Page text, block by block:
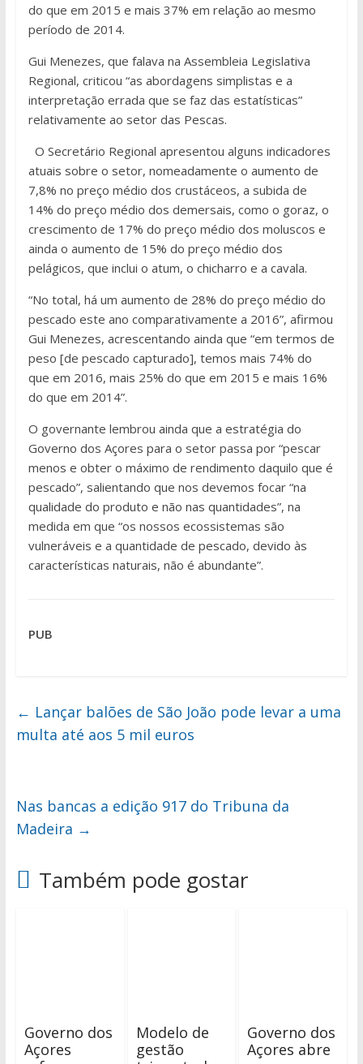
do que em 2015 e mais 37% em relação ao mesmo
período de 2014.
Gui Menezes, que falava na Assembleia Legislativa
Regional, criticou “as abordagens simplistas e a
interpretação errada que se faz das estatísticas”
relativamente ao setor das Pescas.
O Secretário Regional apresentou alguns indicadores
atuais sobre o setor, nomeadamente o aumento de
7,8% no preço médio dos crustáceos, a subida de
14% do preço médio dos demersais, como o goraz, o
crescimento de 17% do preço médio dos moluscos e
ainda o aumento de 15% do preço médio dos
pelágicos, que inclui o atum, o chicharro e a cavala.
“No total, há um aumento de 28% do preço médio do
pescado este ano comparativamente a 2016”, afirmou
Gui Menezes, acrescentando ainda que “em termos de
peso [de pescado capturado], temos mais 74% do
que em 2016, mais 25% do que em 2015 e mais 16%
do que em 2014”.
O governante lembrou ainda que a estratégia do
Governo dos Açores para o setor passa por “pescar
menos e obter o máximo de rendimento daquilo que é
pescado”, salientando que nos devemos focar “na
qualidade do produto e não nas quantidades”, na
medida em que “os nossos ecossistemas são
vulneráveis e a quantidade de pescado, devido às
características naturais, não é abundante”.
PUB
← Lançar balões de São João pode levar a uma
multa até aos 5 mil euros
Nas bancas a edição 917 do Tribuna da
Madeira →
Também pode gostar
Governo dos
Açores
Modelo de
gestão
Governo dos
Açores abre